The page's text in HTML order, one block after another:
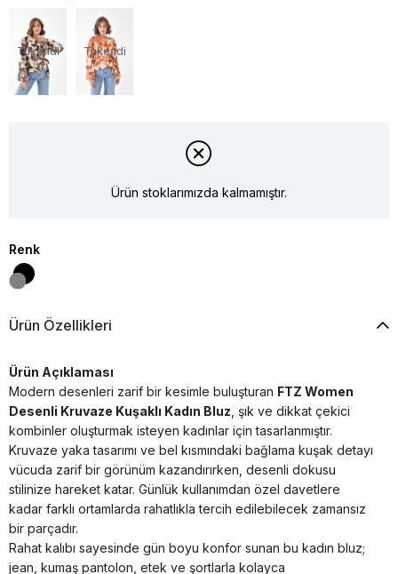
Tükendi Tükendi
Ürün stoklarımızda kalmamıştır.
Renk
Ürün Özellikleri
Ürün Açıklaması
Modern desenleri zarif bir kesimle buluşturan FTZ Women
Desenli Kruvaze Kuşaklı Kadın Bluz , şık ve dikkat çekici
kombinler oluşturmak isteyen kadınlar için tasarlanmıştır.
Kruvaze yaka tasarımı ve bel kısmındaki bağlama kuşak detayı
vücuda zarif bir görünüm kazandırırken, desenli dokusu
stilinize hareket katar. Günlük kullanımdan özel davetlere
kadar farklı ortamlarda rahatlıkla tercih edilebilecek zamansız
bir parçadır.
Rahat kalıbı sayesinde gün boyu konfor sunan bu kadın bluz;
jean, kumaş pantolon, etek ve şortlarla kolayca